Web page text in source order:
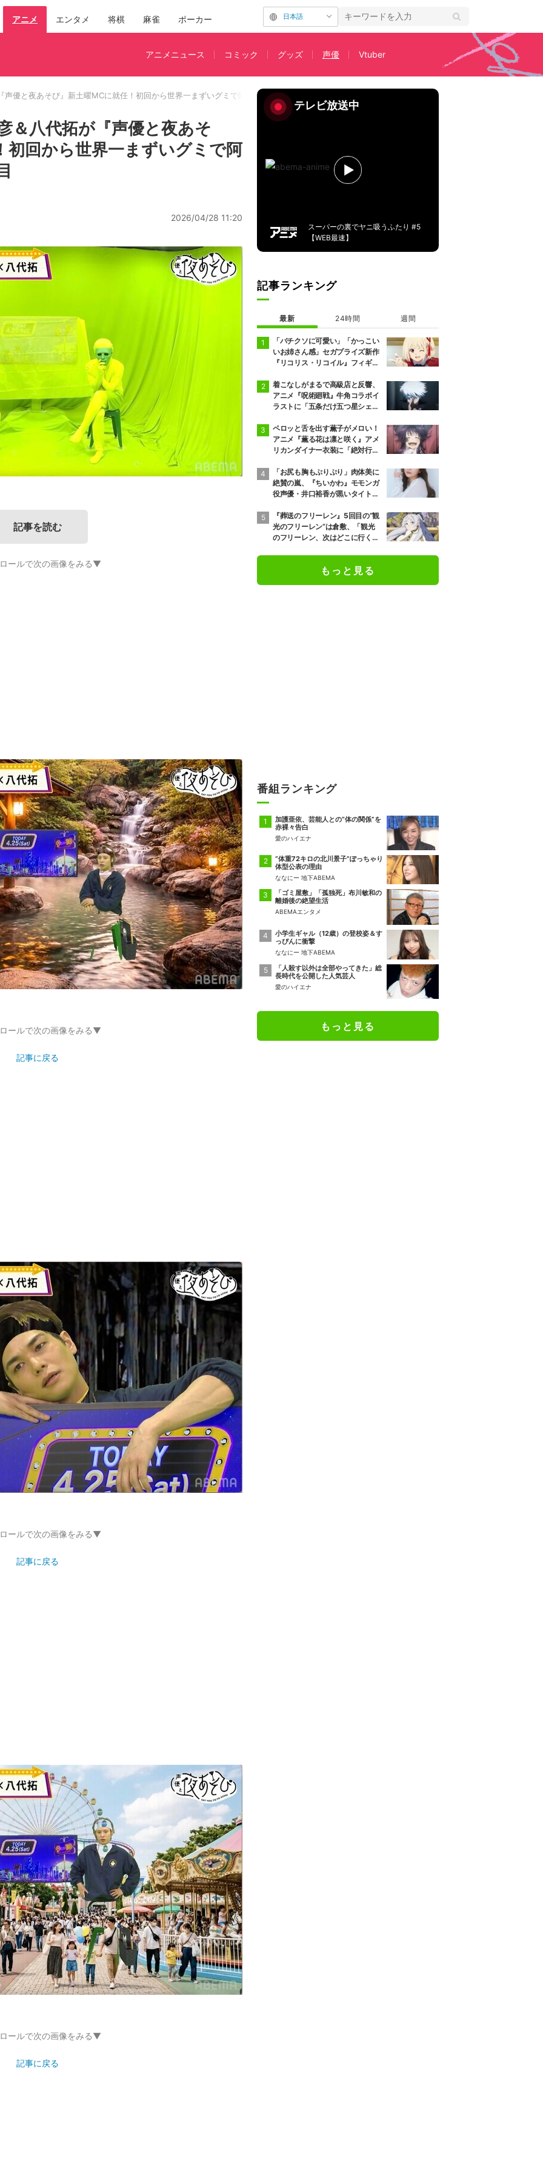
アニメ エンタメ 将棋 麻雀 ポーカー 日本語
アニメニュース コミック グッズ 声優 Vtuber
声優と夜あそび』新土曜MCに就任！初回から世界一まずいグミで阿鼻叫喚の罰ゲーム
＆八代拓が『声優と夜あそ
初回から世界一まずいグミで阿
2026/04/28 11:20
記事を読む
ールで次の画像をみる▼
ールで次の画像をみる▼
記事に戻る
ールで次の画像をみる▼
記事に戻る
ールで次の画像をみる▼
記事に戻る
テレビ放送中
スーパーの裏でヤニ吸うふたり #5
【WEB最速】
記事ランキング
最新 24時間 週間
「バチクソに可愛い」「かっこい
いお姉さん感」セガプライズ新作
『リコリス・リコイル』フィギュ
着こなしがまるで高級店と反響、
アニメ『呪術廻戦』牛角コラボイ
ラストに「五条だけ五つ星シェ
ペロッと舌を出す薫子がメロい！
アニメ『薫る花は凛と咲く』アメ
リカンダイナー衣装に「絶対行き
「お尻も胸もぷりぷり」肉体美に
絶賛の嵐、『ちいかわ』モモンガ
役声優・井口裕香が黒いタイトウ
『葬送のフリーレン』5回目の“観
光のフリーレン”は倉敷、「観光
のフリーレン、次はどこに行くの
もっと見る
番組ランキング
加護亜依、芸能人との“体の関係”を
赤裸々告白
愛のハイエナ
“体重72キロの北川景子”ぽっちゃり
体型公表の理由
ななにー 地下ABEMA
「ゴミ屋敷」「孤独死」布川敏和の
離婚後の絶望生活
ABEMAエンタメ
小学生ギャル（12歳）の登校姿＆す
っぴんに衝撃
ななにー 地下ABEMA
「人殺す以外は全部やってきた」総
長時代を公開した人気芸人
愛のハイエナ
もっと見る